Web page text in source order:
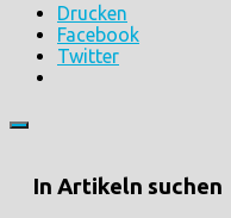
der
Stadt
Detmold
Drucken
Facebook
Twitter
In Artikeln suchen